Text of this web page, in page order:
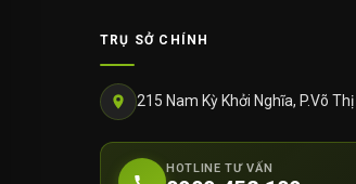
TRỤ SỞ CHÍNH
215 Nam Kỳ Khởi Nghĩa, P.Võ Thị
HOTLINE TƯ VẤN